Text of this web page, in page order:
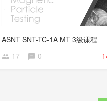
ASNT SNT-TC-1A MT 3级课程
17
0